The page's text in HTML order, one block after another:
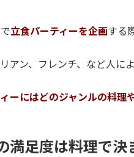
立食パーティーを企画する
アン、フレンチ、など人に
ーにはどのジャンルの料理
満足度は料理で決